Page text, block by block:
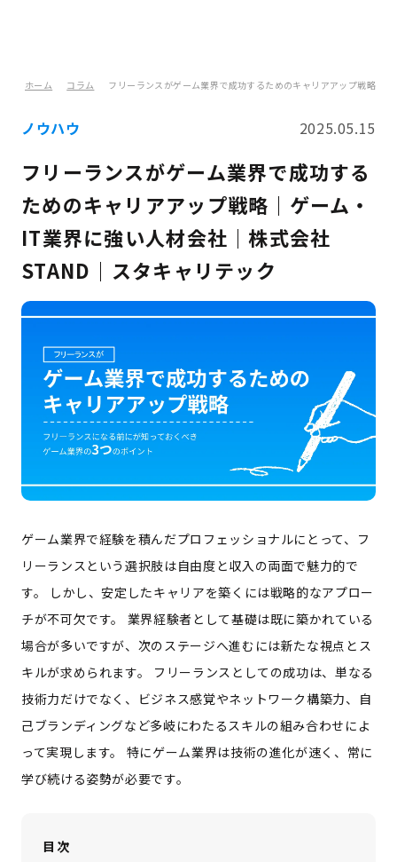
ホーム コラム フリーランスがゲーム業界で成功するためのキャリアアップ戦略｜
ノウハウ 2025.05.15
フリーランスがゲーム業界で成功する
ためのキャリアアップ戦略｜ゲーム・
IT業界に強い人材会社｜株式会社
STAND｜スタキャリテック
ゲーム業界で経験を積んだプロフェッショナルにとって、フ
リーランスという選択肢は自由度と収入の両面で魅力的で
す。 しかし、安定したキャリアを築くには戦略的なアプロー
チが不可欠です。 業界経験者として基礎は既に築かれている
場合が多いですが、次のステージへ進むには新たな視点とス
キルが求められます。 フリーランスとしての成功は、単なる
技術力だけでなく、ビジネス感覚やネットワーク構築力、自
己ブランディングなど多岐にわたるスキルの組み合わせによ
って実現します。 特にゲーム業界は技術の進化が速く、常に
学び続ける姿勢が必要です。
目次